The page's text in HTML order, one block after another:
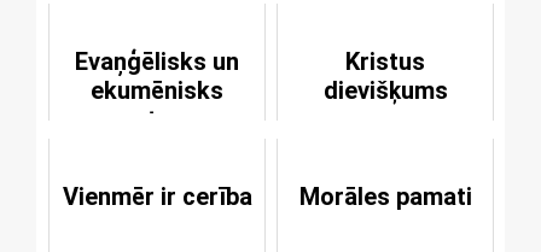
Evaņģēlisks un
ekumēnisks
saturs
Kristus
dievišķums
Vienmēr ir cerība Morāles pamati